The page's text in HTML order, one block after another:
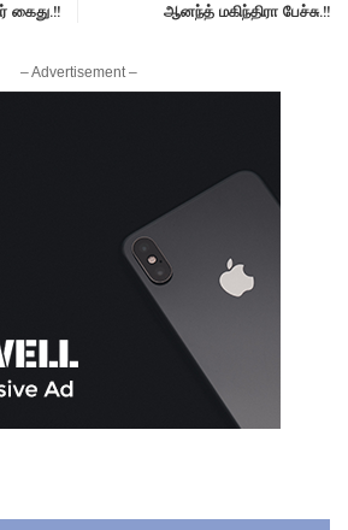
கைது.!!
ஆனந்த் மகிந்திரா பேச்சு.!!
– Advertisement –